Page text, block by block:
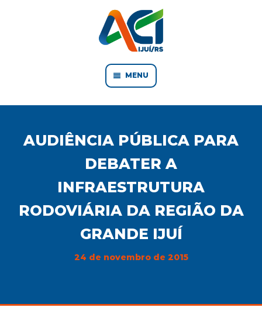
MENU
AUDIÊNCIA PÚBLICA PARA
DEBATER A
INFRAESTRUTURA
RODOVIÁRIA DA REGIÃO DA
GRANDE IJUÍ
24 de novembro de 2015